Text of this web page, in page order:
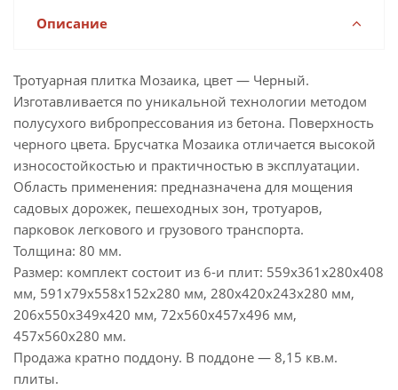
Описание
Тротуарная плитка Мозаика, цвет — Черный.
Изготавливается по уникальной технологии методом
полусухого вибропрессования из бетона. Поверхность
черного цвета. Брусчатка Мозаика отличается высокой
износостойкостью и практичностью в эксплуатации.
Область применения: предназначена для мощения
садовых дорожек, пешеходных зон, тротуаров,
парковок легкового и грузового транспорта.
Толщина: 80 мм.
Размер: комплект состоит из 6-и плит: 559х361х280х408
мм, 591х79х558х152х280 мм, 280х420х243х280 мм,
206х550х349х420 мм, 72х560х457х496 мм,
457х560х280 мм.
Продажа кратно поддону. В поддоне — 8,15 кв.м.
плиты.